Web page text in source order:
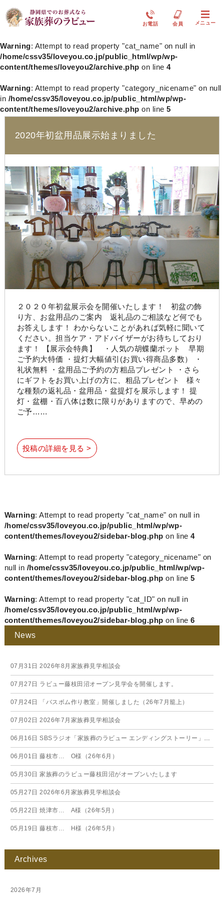
お電話 会員 メニュー
Warning: Attempt to read property "cat_name" on null in
/home/cssv35/loveyou.co.jp/public_html/wp/wp-
content/themes/loveyou2/archive.php on line 4
Warning: Attempt to read property "category_nicename" on null
in /home/cssv35/loveyou.co.jp/public_html/wp/wp-
content/themes/loveyou2/archive.php on line 5
2020年初盆用品展示始まりました
２０２０年初盆展示会を開催いたします！ 初盆の飾
り方、お盆用品のご案内 返礼品のご相談など何でも
お答えします！ わからないことがあれば気軽に聞いて
ください。担当ケア・アドバイザーがお待ちしており
ます！ 【展示会特典】 ・人気の胡蝶蘭ポット 早期
ご予約大特価 ・提灯大幅値引(お買い得商品多数） ・
礼状無料 ・盆用品ご予約の方粗品プレゼント ・さら
にギフトをお買い上げの方に、粗品プレゼント 様々
な種類の返礼品・盆用品・盆提灯を展示します！ 提
灯・盆棚・百八体は数に限りがありますので、早めの
ご予……
投稿の詳細を見る >
Warning: Attempt to read property "cat_name" on null in
/home/cssv35/loveyou.co.jp/public_html/wp/wp-
content/themes/loveyou2/sidebar-blog.php on line4
Warning: Attempt to read property "category_nicename" on
null in /home/cssv35/loveyou.co.jp/public_html/wp/wp-
content/themes/loveyou2/sidebar-blog.php on line5
Warning: Attempt to read property "cat_ID" on null in
/home/cssv35/loveyou.co.jp/public_html/wp/wp-
content/themes/loveyou2/sidebar-blog.php on line6
News
07月31日 2026年8月家族葬見学相談会
07月27日 ラビュー藤枝田沼オープン見学会を開催します。
07月24日 「バスボム作り教室」開催しました（26年7月籠上）
07月02日 2026年7月家族葬見学相談会
06月16日 SBSラジオ「家族葬のラビュー エンディングストーリー」に弊社スタッフが出演いたしました（26年6月）
06月01日 藤枝市… O様（26年6月）
05月30日 家族葬のラビュー藤枝田沼がオープンいたします
05月27日 2026年6月家族葬見学相談会
05月22日 焼津市… A様（26年5月）
05月19日 藤枝市… H様（26年5月）
Archives
2026年7月